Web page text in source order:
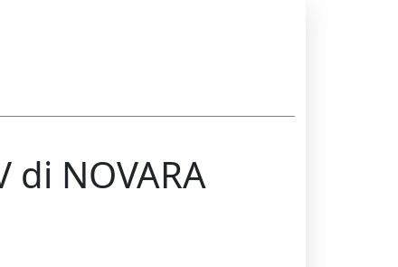
di NOVARA